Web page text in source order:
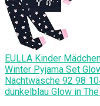
EULLA Kinder
Winter Pyjama Set
Nachtwäsche 92 98
dunkelblau Glow in